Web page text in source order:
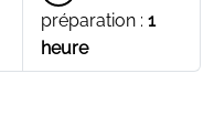
préparation : 1
heure